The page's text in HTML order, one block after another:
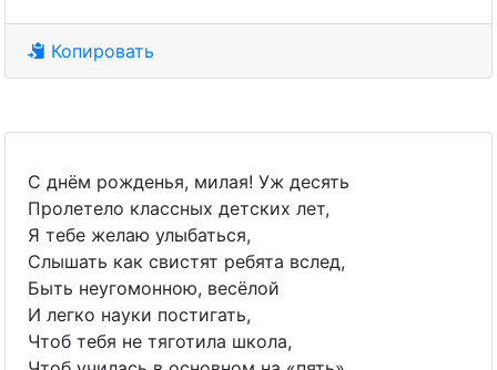
Копировать
С днём рожденья, милая! Уж десять
Пролетело классных детских лет,
Я тебе желаю улыбаться,
Слышать как свистят ребята вслед,
Быть неугомонною, весёлой
И легко науки постигать,
Чтоб тебя не тяготила школа,